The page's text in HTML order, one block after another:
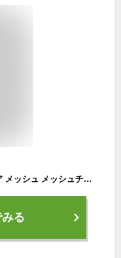
楽天1位★4冠達成 LEOVOL ゲーミングチェア メッシュ メッシュチェァ デスクチェア メッシュ オフィスチェア 人間工学 パソコンチェア 高機能チェア 肘掛け イス ロッキング 腰痛 事務椅子 回転式 PCチェア 在宅勤務 テレワーク
る